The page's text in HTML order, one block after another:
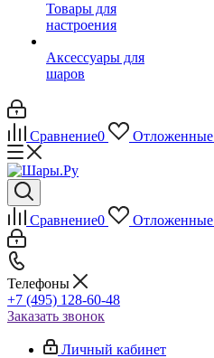
Товары для
настроения
Аксессуары для
шаров
Сравнение0 Отложенные
Сравнение0 Отложенные
Телефоны
+7 (495) 128-60-48
Заказать звонок
Личный кабинет